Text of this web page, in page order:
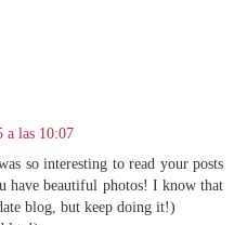
a las 10:07
so interesting to read your posts
have beautiful photos! I know that
blog, but keep doing it!)